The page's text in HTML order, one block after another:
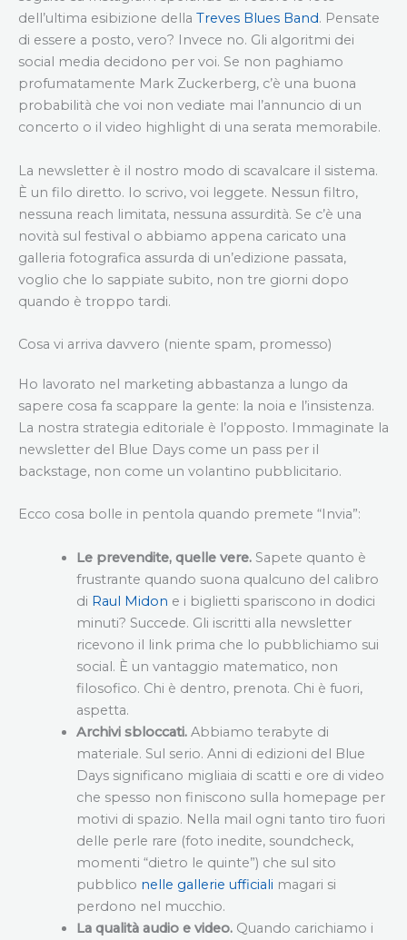
dell’ultima esibizione della Treves Blues Band. Pensate
di essere a posto, vero? Invece no. Gli algoritmi dei
social media decidono per voi. Se non paghiamo
profumatamente Mark Zuckerberg, c’è una buona
probabilità che voi non vediate mai l’annuncio di un
concerto o il video highlight di una serata memorabile.
La newsletter è il nostro modo di scavalcare il sistema.
È un filo diretto. Io scrivo, voi leggete. Nessun filtro,
nessuna reach limitata, nessuna assurdità. Se c’è una
novità sul festival o abbiamo appena caricato una
galleria fotografica assurda di un’edizione passata,
voglio che lo sappiate subito, non tre giorni dopo
quando è troppo tardi.
Cosa vi arriva davvero (niente spam, promesso)
Ho lavorato nel marketing abbastanza a lungo da
sapere cosa fa scappare la gente: la noia e l’insistenza.
La nostra strategia editoriale è l’opposto. Immaginate la
newsletter del Blue Days come un pass per il
backstage, non come un volantino pubblicitario.
Ecco cosa bolle in pentola quando premete “Invia”:
Le prevendite, quelle vere.Sapete quanto è
frustrante quando suona qualcuno del calibro
di Raul Midon e i biglietti spariscono in dodici
minuti? Succede. Gli iscritti alla newsletter
ricevono il link prima che lo pubblichiamo sui
social. È un vantaggio matematico, non
filosofico. Chi è dentro, prenota. Chi è fuori,
aspetta.
Archivi sbloccati.Abbiamo terabyte di
materiale. Sul serio. Anni di edizioni del Blue
Days significano migliaia di scatti e ore di video
che spesso non finiscono sulla homepage per
motivi di spazio. Nella mail ogni tanto tiro fuori
delle perle rare (foto inedite, soundcheck,
momenti “dietro le quinte”) che sul sito
pubblico nelle gallerie ufficiali magari si
perdono nel mucchio.
La qualità audio e video.Quando carichiamo i